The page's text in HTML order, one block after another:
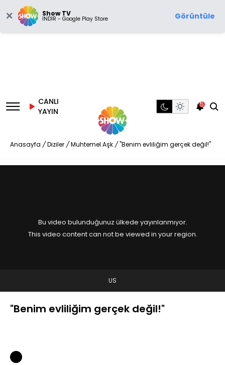
Show TV
İNDİR - Google Play Store Görüntüle
CANLI
YAYIN
5
Anasayfa / Diziler / Muhtemel Aşk / "Benim evliliğim gerçek değil!"
Bu video bulunduğunuz ülkede yayınlanmıyor.
This video content can not be viewed in your region.
US
"Benim evliliğim gerçek değil!"